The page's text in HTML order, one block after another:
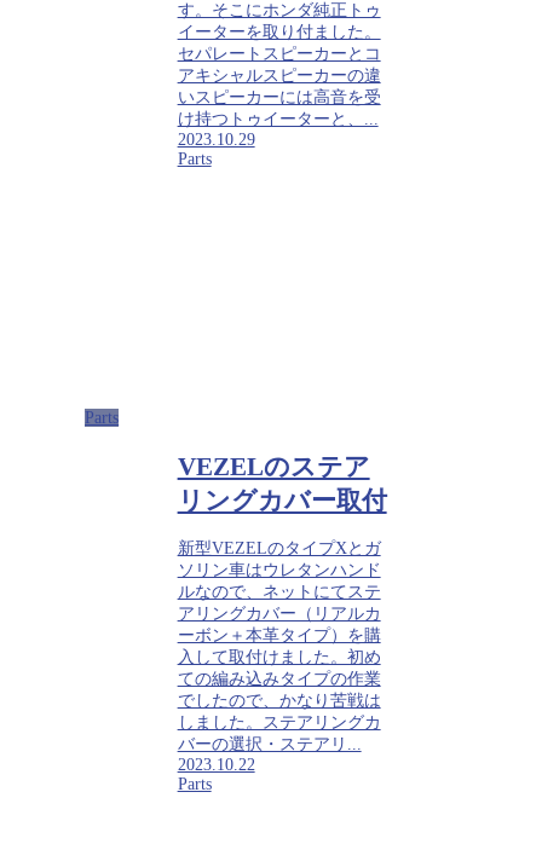
す。そこにホンダ純正トゥ
イーターを取り付ました。
セパレートスピーカーとコ
アキシャルスピーカーの違
いスピーカーには高音を受
け持つトゥイーターと、...
2023.10.29
Parts
Parts
VEZELのステア
リングカバー取付
新型VEZELのタイプXとガ
ソリン車はウレタンハンド
ルなので、ネットにてステ
アリングカバー（リアルカ
ーボン＋本革タイプ）を購
入して取付けました。初め
ての編み込みタイプの作業
でしたので、かなり苦戦は
しました。ステアリングカ
バーの選択・ステアリ...
2023.10.22
Parts